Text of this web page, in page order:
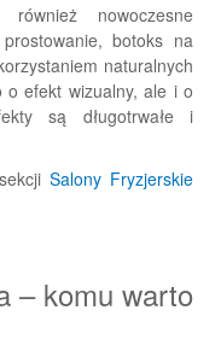
nowoczesne
botoks na
naturalnych
o efekt wizualny, ale i o
są długotrwałe i
Salony Fryzjerskie
– komu warto